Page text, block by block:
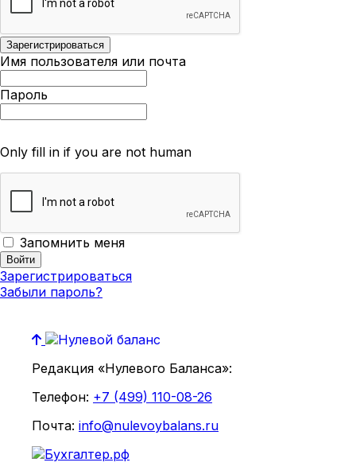
Имя пользователя или почта
Пароль
Only fill in if you are not human
Запомнить меня
Зарегистрироваться
Забыли пароль?
Редакция «Нулевого Баланса»:
Телефон: +7 (499) 110-08-26
Почта: info@nulevoybalans.ru